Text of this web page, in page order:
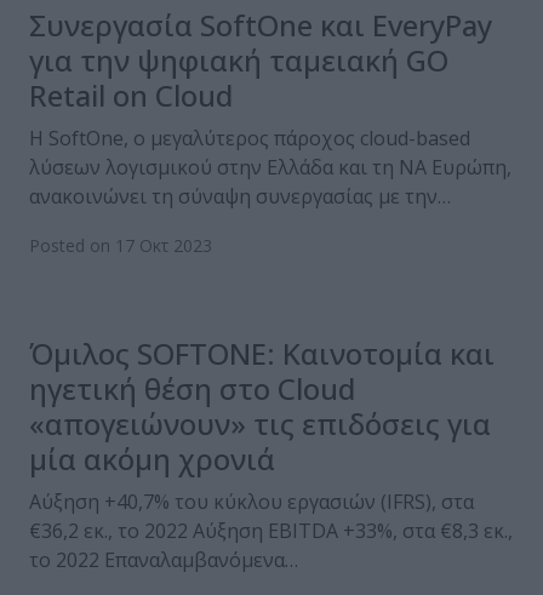
Συνεργασία SoftOne και EveryPay
για την ψηφιακή ταμειακή GO
Retail on Cloud
Η SoftOne, ο μεγαλύτερος πάροχος cloud-based
λύσεων λογισμικού στην Ελλάδα και τη ΝΑ Ευρώπη,
ανακοινώνει τη σύναψη συνεργασίας με την…
Posted on 17 Οκτ 2023
Όμιλος SOFTONE: Καινοτομία και
ηγετική θέση στο Cloud
«απογειώνουν» τις επιδόσεις για
μία ακόμη χρονιά
Αύξηση +40,7% του κύκλου εργασιών (IFRS), στα
€36,2 εκ., το 2022 Αύξηση EBITDA +33%, στα €8,3 εκ.,
το 2022 Επαναλαμβανόμενα…